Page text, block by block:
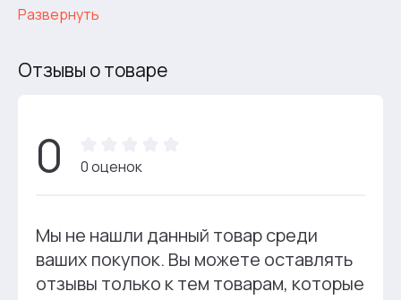
Развернуть
Отзывы о товаре
0 0 оценок
Мы не нашли данный товар среди
ваших покупок. Вы можете оставлять
отзывы только к тем товарам, которые